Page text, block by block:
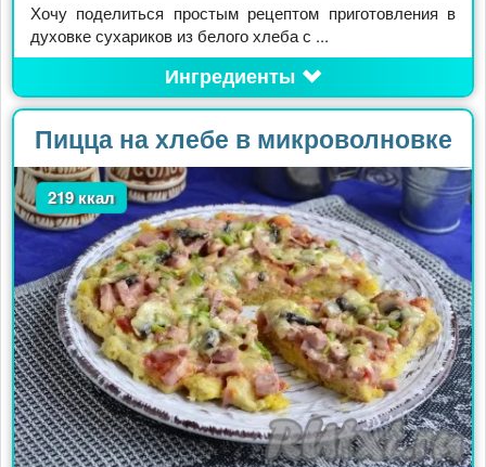
Хочу поделиться простым рецептом приготовления в
духовке сухариков из белого хлеба с ...
Ингредиенты
Пицца на хлебе в микроволновке
219 ккал